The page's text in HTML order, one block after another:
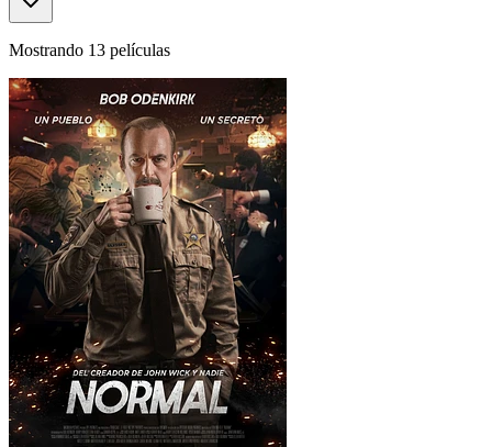
Mostrando 13 películas